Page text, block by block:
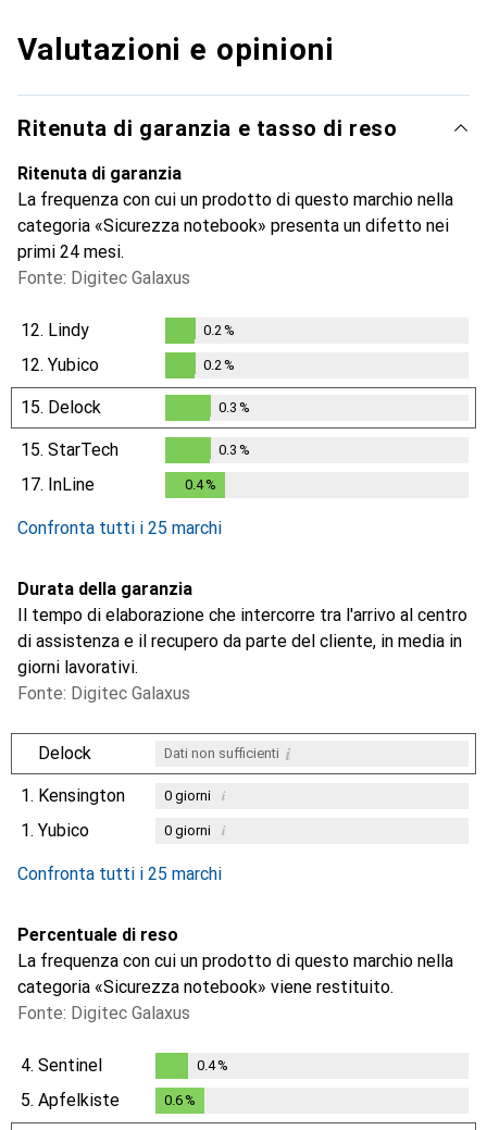
Valutazioni e opinioni
Ritenuta di garanzia e tasso di reso
Ritenuta di garanzia
La frequenza con cui un prodotto di questo marchio nella
categoria «Sicurezza notebook» presenta un difetto nei
primi 24 mesi.
Fonte: Digitec Galaxus
12. Lindy
0.2%
0.2 %
12. Yubico
0.2%
0.2 %
15. Delock
0.3%
0.3 %
15. StarTech
0.3%
0.3 %
17. InLine 0.4%
Confronta tutti i 25 marchi
Durata della garanzia
Il tempo di elaborazione che intercorre tra l'arrivo al centro
di assistenza e il recupero da parte del cliente, in media in
giorni lavorativi.
Fonte: Digitec Galaxus
Delock Dati non sufficienti i
1. Kensington 0giorni i
1. Yubico 0giorni i
Confronta tutti i 25 marchi
Percentuale di reso
La frequenza con cui un prodotto di questo marchio nella
categoria «Sicurezza notebook» viene restituito.
Fonte: Digitec Galaxus
4. Sentinel
0.4%
0.4%
5. Apfelkiste 0.6 %